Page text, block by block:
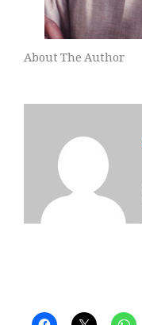
About The Author